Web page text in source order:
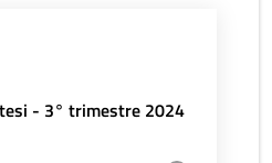
- 3° trimestre 2024